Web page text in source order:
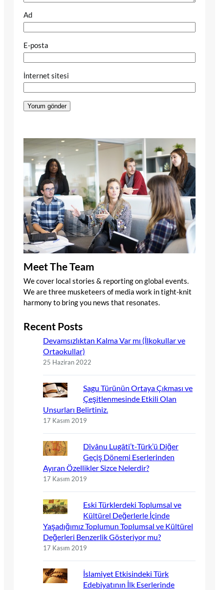
Ad
E-posta
İnternet sitesi
Meet The Team
We cover local stories & reporting on global events.
We are three musketeers of media work in tight-knit
harmony to bring you news that resonates.
Recent Posts
Devamsızlıktan Kalma Var mı (İlkokullar ve
Ortaokullar)
25 Haziran 2022
Sagu Türünün Ortaya Çıkması ve
Çeşitlenmesinde Etkili Olan
Unsurları Belirtiniz.
17 Kasım 2019
Dîvânu Lugâti’t-Türk’ü Diğer
Geçiş Dönemi Eserlerinden
Ayıran Özellikler Sizce Nelerdir?
17 Kasım 2019
Eski Türklerdeki Toplumsal ve
Kültürel Değerlerle İçinde
Yaşadığımız Toplumun Toplumsal ve Kültürel
Değerleri Benzerlik Gösteriyor mu?
17 Kasım 2019
İslamiyet Etkisindeki Türk
Edebiyatının İlk Eserlerinde